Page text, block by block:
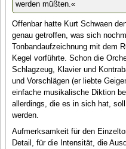
werden müßten.«
Offenbar hatte Kurt Schwaen
genau getroffen, was sich
Tonbandaufzeichnung mit dem
Kegel vorführte. Schon die
Schlagzeug, Klavier und
und Vorschlägen (er liebte
einfache musikalische Diktion
allerdings, die es in sich hat,
werden.
Aufmerksamkeit für den
Detail, für die Intensität, die